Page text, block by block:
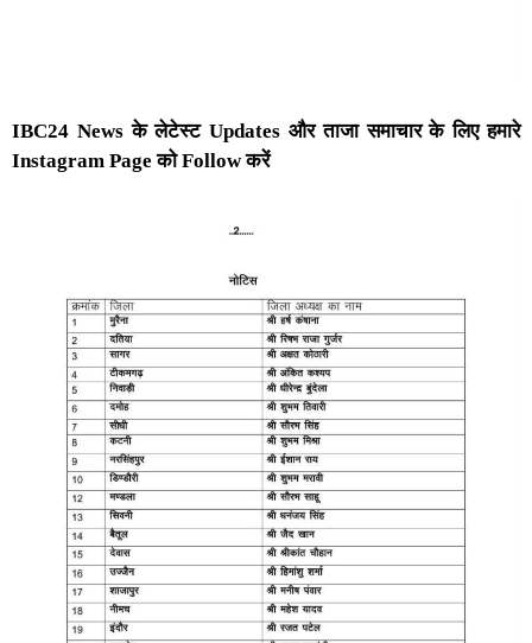
IBC24 News के लेटेस्ट Updates और ताजा समाचार के लिए हमारे
Instagram Page को Follow करें